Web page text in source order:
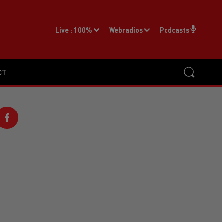
Live : 100% Webradios Podcasts